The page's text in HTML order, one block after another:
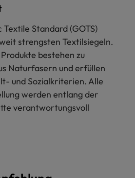
Standard (GOTS)
strengsten Textilsiegeln.
bestehen zu
Naturfasern und erfüllen
und Sozialkriterien. Alle
werden entlang der
verantwortungsvoll